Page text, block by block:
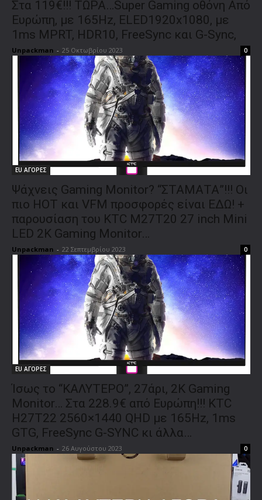
Στα 119€!!! ΤΩΡΑ…Super Gaming οθόνη Από
Ευρώπη, με 165Hz, ELED1920x1080, με
1ms MPRT, HDR10, FreeSync και G-Sync,
Unpackman - 25 Οκτωβρίου 2023 0
EU ΑΓΟΡΕΣ
Ψάχνεις Gaming Monitor? “ΣΤΑΜΑΤΑ”!!! Οι
πιο HOT και VFM προσφορές είναι ΕΔΩ! +
παρουσίαση του KTC M27T20 27 inch Mini
LED 2K Gaming Monitor…
Unpackman - 22 Σεπτεμβρίου 2023 0
EU ΑΓΟΡΕΣ
Ίσως το “ΚΑΛΥΤΕΡΟ”, 27άρι, 2K Gaming
Monitor… Στα 228.9€ από Ευρώπη!!! KTC
H27T22 2560×1440 QHD με 165Hz, 1ms
GTG, FreeSync G-SYNC κι άλλα…
Unpackman - 26 Αυγούστου 2023 0